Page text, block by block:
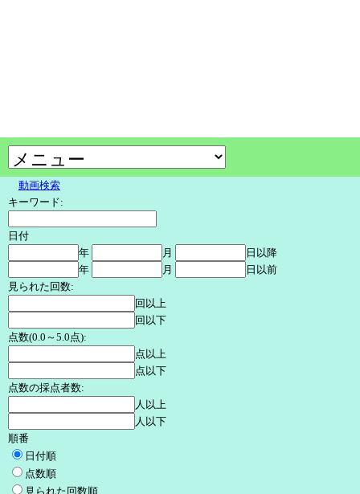
動画検索
キーワード:
日付
年
月
日以降
年
月
日以前
見られた回数:
回以上
回以下
点数(0.0～5.0点):
点以上
点以下
点数の採点者数:
人以上
人以下
順番
日付順
点数順
見られた回数順